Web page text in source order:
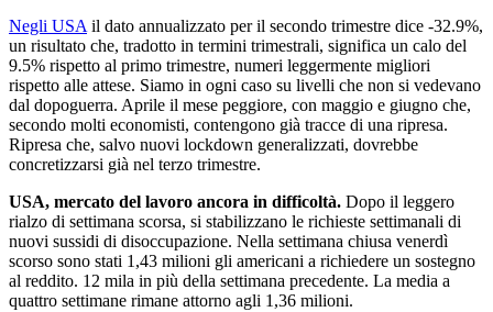
Negli USA il dato annualizzato per il secondo trimestre dice -32.9%,
un risultato che, tradotto in termini trimestrali, significa un calo del
9.5% rispetto al primo trimestre, numeri leggermente migliori
rispetto alle attese. Siamo in ogni caso su livelli che non si vedevano
dal dopoguerra. Aprile il mese peggiore, con maggio e giugno che,
secondo molti economisti, contengono già tracce di una ripresa.
Ripresa che, salvo nuovi lockdown generalizzati, dovrebbe
concretizzarsi già nel terzo trimestre.
USA, mercato del lavoro ancora in difficoltà. Dopo il leggero
rialzo di settimana scorsa, si stabilizzano le richieste settimanali di
nuovi sussidi di disoccupazione. Nella settimana chiusa venerdì
scorso sono stati 1,43 milioni gli americani a richiedere un sostegno
al reddito. 12 mila in più della settimana precedente. La media a
quattro settimane rimane attorno agli 1,36 milioni.